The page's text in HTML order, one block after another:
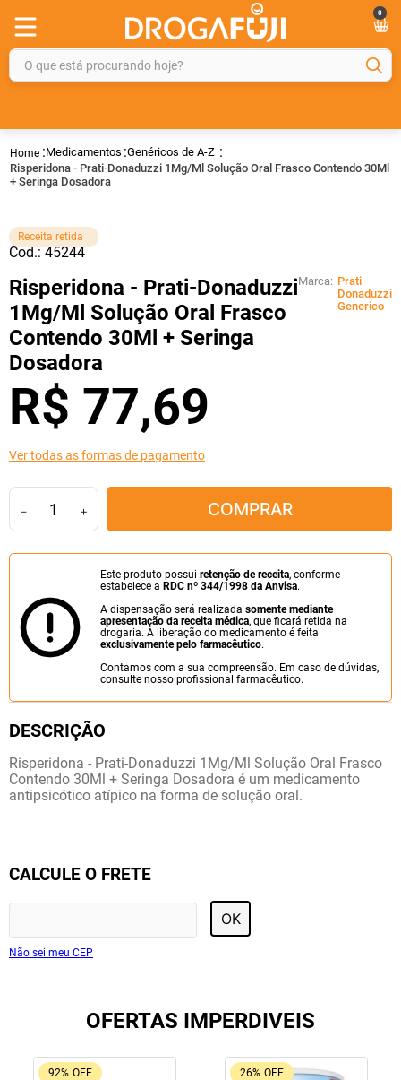
0
O que está procurando hoje?
Medicamentos Genéricos de A-Z
Risperidona - Prati-Donaduzzi 1Mg/Ml Solução Oral Frasco Contendo 30Ml
+ Seringa Dosadora
Receita retida
Cod.:45244
Risperidona - Prati-Donaduzzi
1Mg/Ml Solução Oral Frasco
Contendo 30Ml + Seringa
Dosadora
Marca: Prati
Donaduzzi
Generico
R$ 77,69
Ver todas as formas de pagamento
＋
－ COMPRAR
Este produto possui retenção de receita, conforme
estabelece a RDC nº 344/1998 da Anvisa.
A dispensação será realizada somente mediante
apresentação da receita médica, que ficará retida na
drogaria. A liberação do medicamento é feita
exclusivamente pelo farmacêutico.
Contamos com a sua compreensão. Em caso de dúvidas,
consulte nosso profissional farmacêutico.
Risperidona - Prati-Donaduzzi 1Mg/Ml Solução Oral Frasco
Contendo 30Ml + Seringa Dosadora é um medicamento
antipsicótico atípico na forma de solução oral.
CALCULE O FRETE
OK
Não sei meu CEP
OFERTAS IMPERDIVEIS
92% OFF 26% OFF
2º
gelmax
4º
rosuvastatina 20mg
5º
protetor solar
6º
shampoo
7º
dipirona
8º
tadalafila
9º
lola
fraldas geriátricas